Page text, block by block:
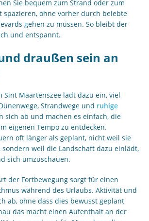
Sie bequem zum Strand oder zum
spazieren, ohne vorher durch belebte
gehen zu müssen. So bleibt der
und entspannt.
draußen sein an
Sint Maartenszee lädt dazu ein, viel
Strandwege und ruhige
sich ab und machen es einfach, die
eigenen Tempo zu entdecken.
oft länger als geplant, nicht weil sie
weil die Landschaft dazu einlädt,
sich umzuschauen.
der Fortbewegung sorgt für einen
während des Urlaubs. Aktivität und
ab, ohne dass dies bewusst geplant
das macht einen Aufenthalt an der